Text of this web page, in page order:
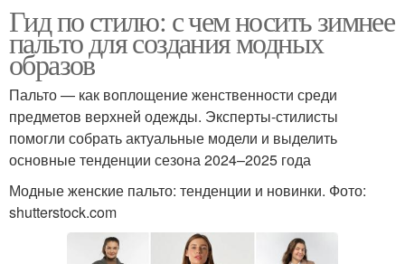
Гид по стилю: с чем носить зимнее
пальто для создания модных
образов
Пальто — как воплощение женственности среди
предметов верхней одежды. Эксперты-стилисты
помогли собрать актуальные модели и выделить
основные тенденции сезона 2024–2025 года
Модные женские пальто: тенденции и новинки. Фото:
shutterstock.com